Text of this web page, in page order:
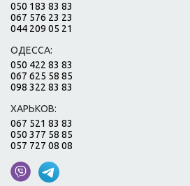
050 183 83 83
067 576 23 23
044 209 05 21
ОДЕССА:
050 422 83 83
067 625 58 85
098 322 83 83
ХАРЬКОВ:
067 521 83 83
050 377 58 85
057 727 08 08